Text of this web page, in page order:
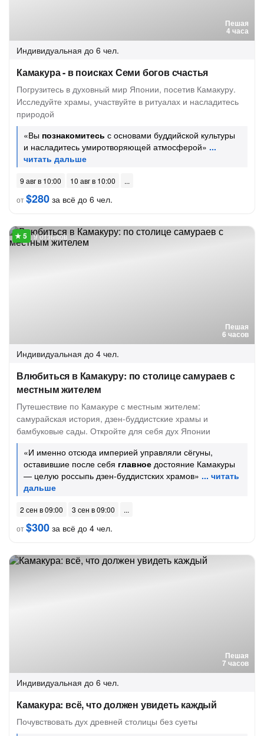
Пешая
4 часа
Индивидуальная до 6 чел.
Камакура - в поисках Семи богов счастья
Погрузитесь в духовный мир Японии, посетив Камакуру.
Исследуйте храмы, участвуйте в ритуалах и насладитесь
природой
«Вы познакомитесь с основами буддийской культуры
и насладитесь умиротворяющей атмосферой»
9 авг в 10:00
10 авг в 10:00
от$280 за всё до 6 чел.
Пешая
6 часов
9 отзывов
Индивидуальная до 4 чел.
Влюбиться в Камакуру: по столице самураев с
местным жителем
Путешествие по Камакуре с местным жителем:
самурайская история, дзен-буддистские храмы и
бамбуковые сады. Откройте для себя дух Японии
«И именно отсюда империей управляли сёгуны,
оставившие после себя главное достояние Камакуры
— целую россыпь дзен-буддистских храмов»
2 сен в 09:00
3 сен в 09:00
от$300 за всё до 4 чел.
Пешая
7 часов
Индивидуальная до 6 чел.
Камакура: всё, что должен увидеть каждый
Почувствовать дух древней столицы без суеты